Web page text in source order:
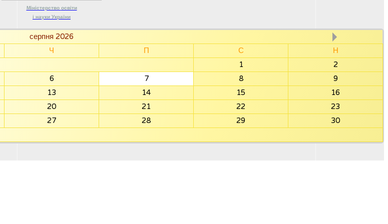
Міністерство освіти
і науки України
серпня 2026
Ч П С
Н
1
2
6 7 8
9
13 14 15
16
20 21 22
23
27 28 29
30